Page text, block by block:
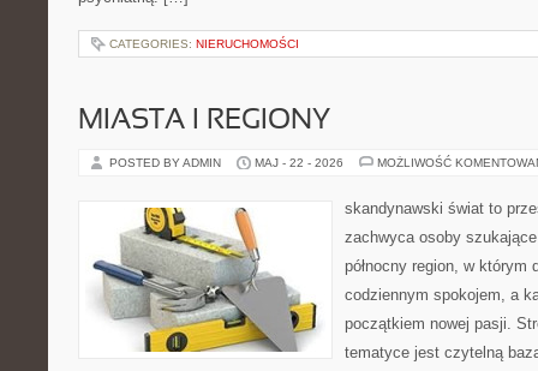
CATEGORIES: NIERUCHOMOŚCI
MIASTA I REGIONY
POSTED BY ADMIN MAJ - 22 - 2026 MOŻLIWOŚĆ
skandynawski świat to
zachwyca osoby
północny region, w
codziennym spokojem, a
początkiem nowej pasji.
tematyce jest czytelną